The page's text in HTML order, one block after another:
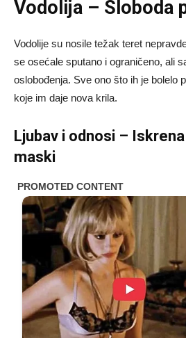
Vodolija – Sloboda
Vodolije su nosile težak teret
se osećale sputano i ograničeno, ali
oslobođenja. Sve ono što ih je bolelo
koje im daje nova krila.
Ljubav i odnosi –
maski